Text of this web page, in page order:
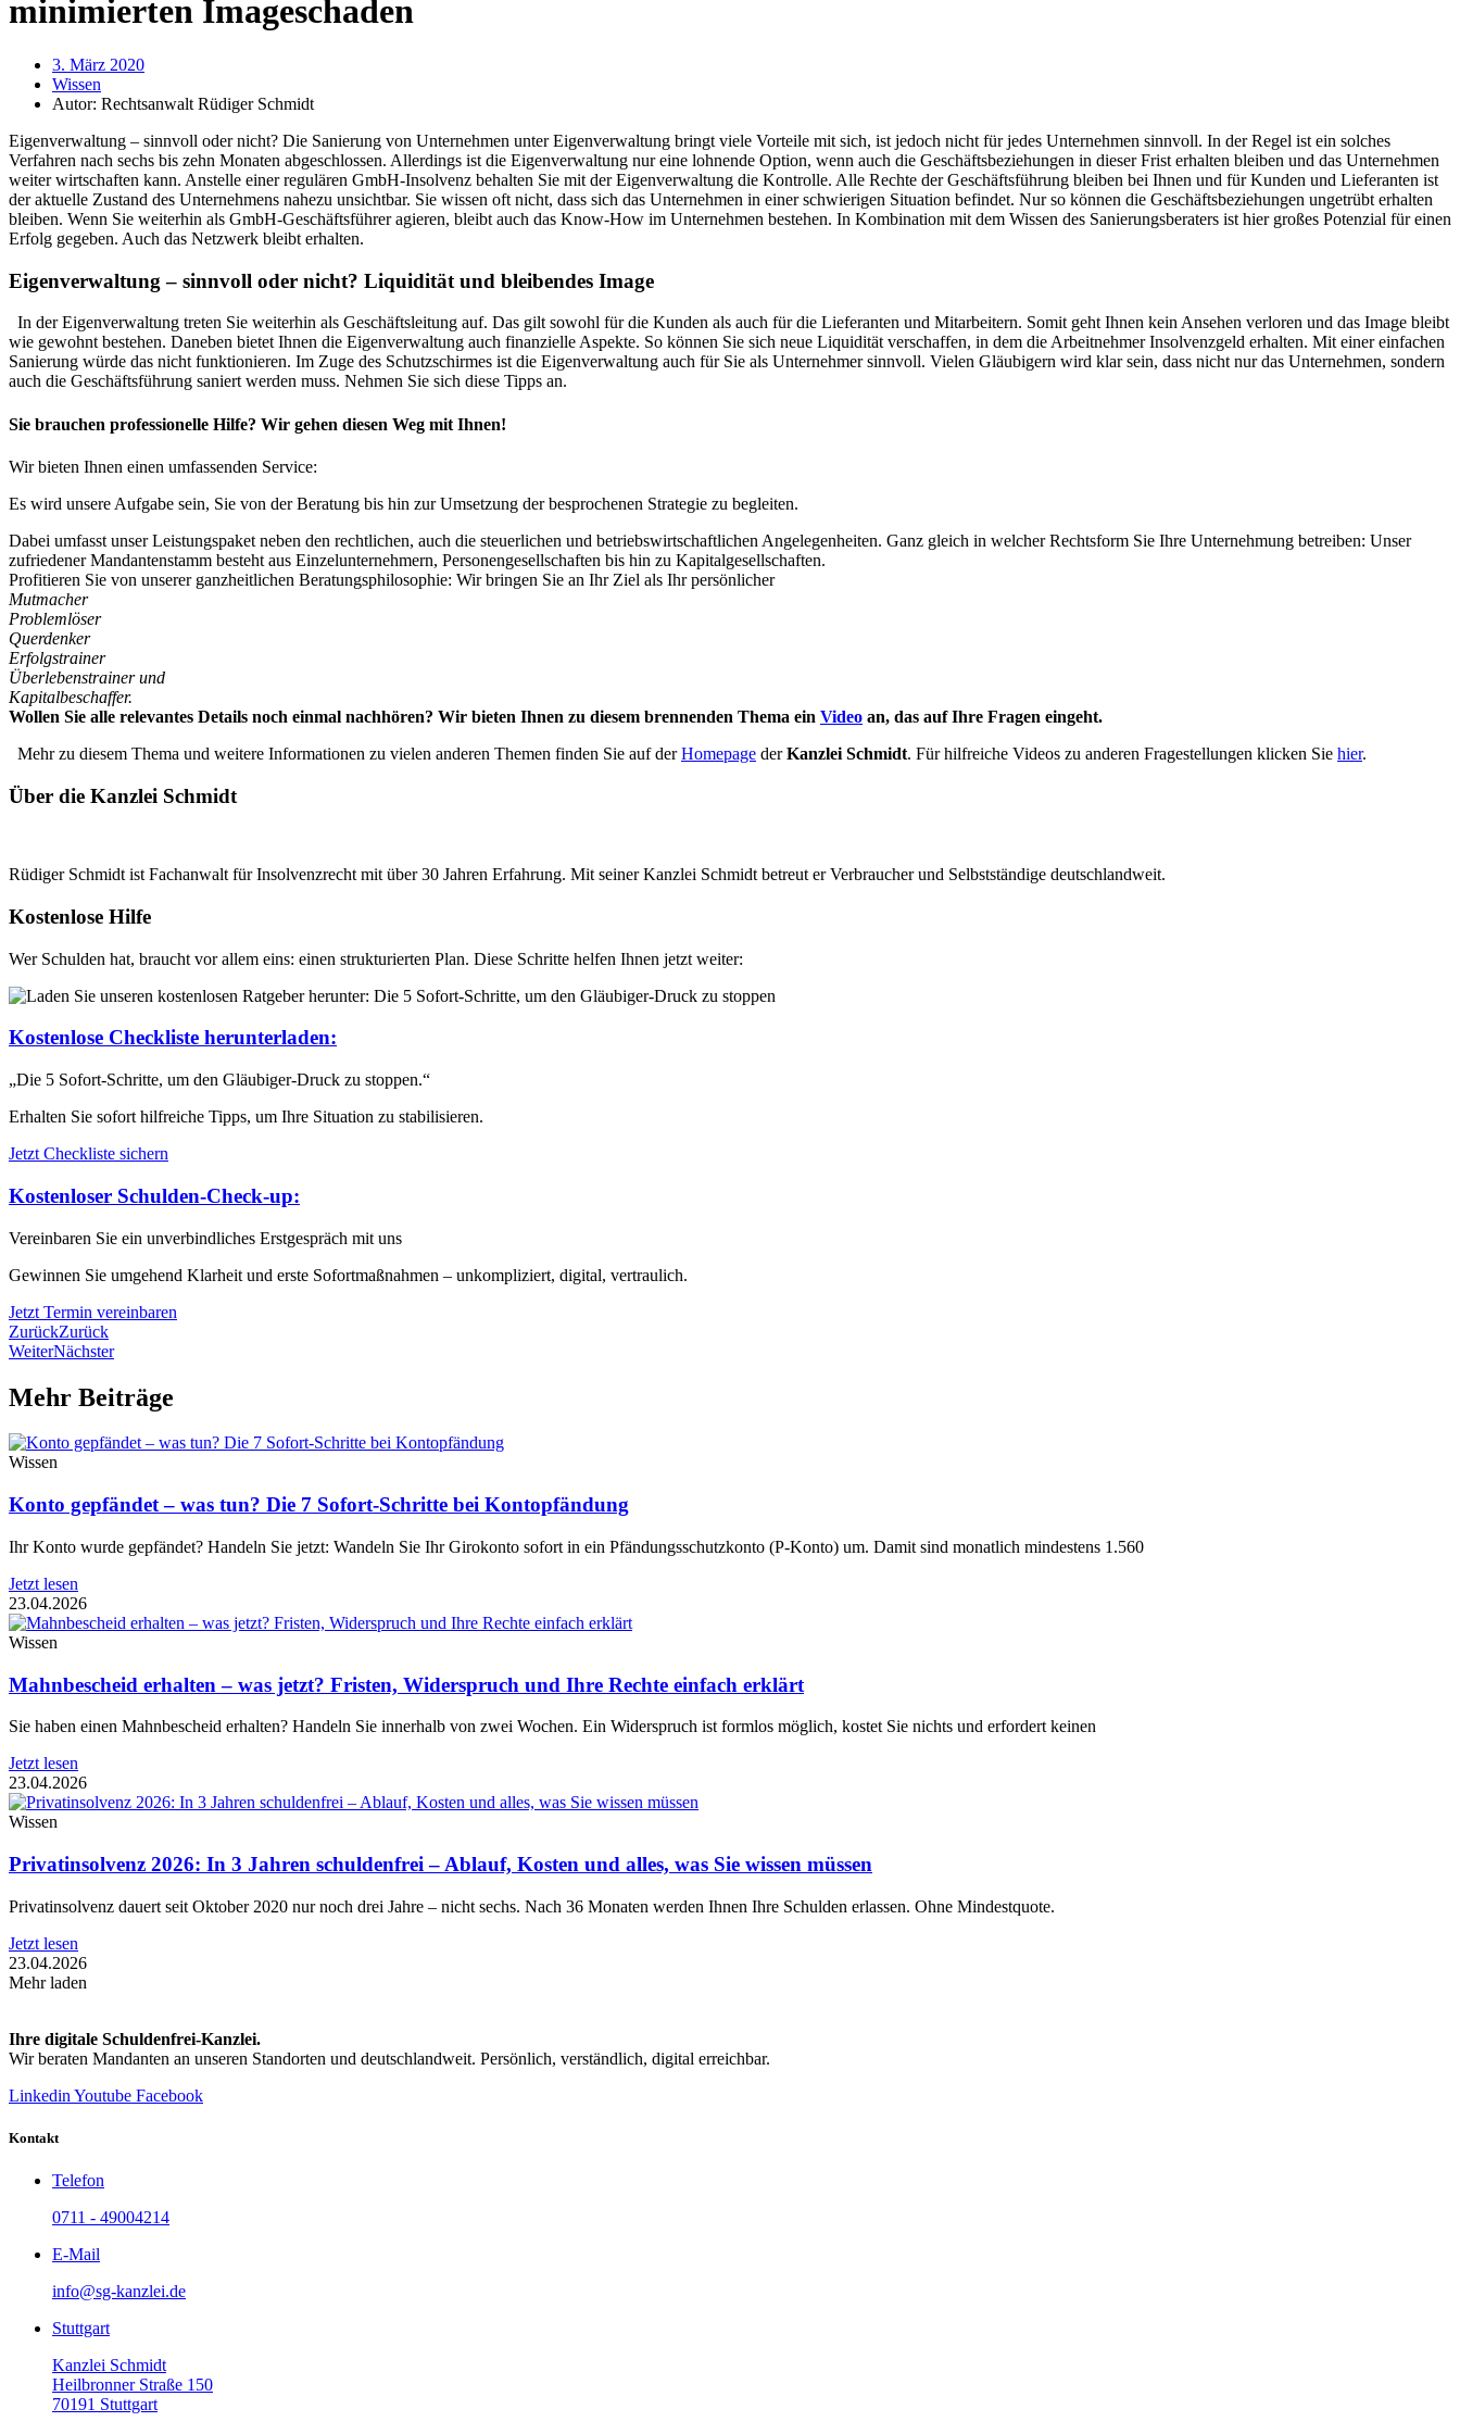
minimierten Imageschaden
3. März 2020
Wissen
Autor: Rechtsanwalt Rüdiger Schmidt
Eigenverwaltung – sinnvoll oder nicht? Die Sanierung von Unternehmen unter Eigenverwaltung bringt viele Vorteile mit sich, ist jedoch nicht für jedes Unternehmen sinnvoll. In der Regel ist ein solches
Verfahren nach sechs bis zehn Monaten abgeschlossen. Allerdings ist die Eigenverwaltung nur eine lohnende Option, wenn auch die Geschäftsbeziehungen in dieser Frist erhalten bleiben und das Unternehmen
weiter wirtschaften kann. Anstelle einer regulären GmbH-Insolvenz behalten Sie mit der Eigenverwaltung die Kontrolle. Alle Rechte der Geschäftsführung bleiben bei Ihnen und für Kunden und Lieferanten ist
der aktuelle Zustand des Unternehmens nahezu unsichtbar. Sie wissen oft nicht, dass sich das Unternehmen in einer schwierigen Situation befindet. Nur so können die Geschäftsbeziehungen ungetrübt erhalten
bleiben. Wenn Sie weiterhin als GmbH-Geschäftsführer agieren, bleibt auch das Know-How im Unternehmen bestehen. In Kombination mit dem Wissen des Sanierungsberaters ist hier großes Potenzial für einen
Erfolg gegeben. Auch das Netzwerk bleibt erhalten.
Eigenverwaltung – sinnvoll oder nicht? Liquidität und bleibendes Image
In der Eigenverwaltung treten Sie weiterhin als Geschäftsleitung auf. Das gilt sowohl für die Kunden als auch für die Lieferanten und Mitarbeitern. Somit geht Ihnen kein Ansehen verloren und das Image bleibt
wie gewohnt bestehen. Daneben bietet Ihnen die Eigenverwaltung auch finanzielle Aspekte. So können Sie sich neue Liquidität verschaffen, in dem die Arbeitnehmer Insolvenzgeld erhalten. Mit einer einfachen
Sanierung würde das nicht funktionieren. Im Zuge des Schutzschirmes ist die Eigenverwaltung auch für Sie als Unternehmer sinnvoll. Vielen Gläubigern wird klar sein, dass nicht nur das Unternehmen, sondern
auch die Geschäftsführung saniert werden muss. Nehmen Sie sich diese Tipps an.
Sie brauchen professionelle Hilfe? Wir gehen diesen Weg mit Ihnen!
Wir bieten Ihnen einen umfassenden Service:
Es wird unsere Aufgabe sein, Sie von der Beratung bis hin zur Umsetzung der besprochenen Strategie zu begleiten.
Dabei umfasst unser Leistungspaket neben den rechtlichen, auch die steuerlichen und betriebswirtschaftlichen Angelegenheiten. Ganz gleich in welcher Rechtsform Sie Ihre Unternehmung betreiben: Unser
zufriedener Mandantenstamm besteht aus Einzelunternehmern, Personengesellschaften bis hin zu Kapitalgesellschaften.
Profitieren Sie von unserer ganzheitlichen Beratungsphilosophie: Wir bringen Sie an Ihr Ziel als Ihr persönlicher
Mutmacher
Problemlöser
Querdenker
Erfolgstrainer
Überlebenstrainer und
Kapitalbeschaffer.
Wollen Sie alle relevantes Details noch einmal nachhören? Wir bieten Ihnen zu diesem brennenden Thema ein Video an, das auf Ihre Fragen eingeht.
Mehr zu diesem Thema und weitere Informationen zu vielen anderen Themen finden Sie auf derHomepage derKanzlei Schmidt. Für hilfreiche Videos zu anderen Fragestellungen klicken Sie hier.
Über die Kanzlei Schmidt
Rüdiger Schmidt ist Fachanwalt für Insolvenzrecht mit über 30 Jahren Erfahrung. Mit seiner Kanzlei Schmidt betreut er Verbraucher und Selbstständige deutschlandweit.
Kostenlose Hilfe
Wer Schulden hat, braucht vor allem eins: einen strukturierten Plan. Diese Schritte helfen Ihnen jetzt weiter:
Kostenlose Checkliste herunterladen:
„Die 5 Sofort-Schritte, um den Gläubiger-Druck zu stoppen.“
Erhalten Sie sofort hilfreiche Tipps, um Ihre Situation zu stabilisieren.
Jetzt Checkliste sichern
Kostenloser Schulden-Check-up:
Vereinbaren Sie ein unverbindliches Erstgespräch mit uns
Gewinnen Sie umgehend Klarheit und erste Sofortmaßnahmen – unkompliziert, digital, vertraulich.
Jetzt Termin vereinbaren
ZurückZurück
WeiterNächster
Mehr Beiträge
Wissen
Konto gepfändet – was tun? Die 7 Sofort-Schritte bei Kontopfändung
Ihr Konto wurde gepfändet? Handeln Sie jetzt: Wandeln Sie Ihr Girokonto sofort in ein Pfändungsschutzkonto (P-Konto) um. Damit sind monatlich mindestens 1.560
Jetzt lesen
23.04.2026
Wissen
Mahnbescheid erhalten – was jetzt? Fristen, Widerspruch und Ihre Rechte einfach erklärt
Sie haben einen Mahnbescheid erhalten? Handeln Sie innerhalb von zwei Wochen. Ein Widerspruch ist formlos möglich, kostet Sie nichts und erfordert keinen
Jetzt lesen
23.04.2026
Wissen
Privatinsolvenz 2026: In 3 Jahren schuldenfrei – Ablauf, Kosten und alles, was Sie wissen müssen
Privatinsolvenz dauert seit Oktober 2020 nur noch drei Jahre – nicht sechs. Nach 36 Monaten werden Ihnen Ihre Schulden erlassen. Ohne Mindestquote.
Jetzt lesen
23.04.2026
Mehr laden
Ihre digitale Schuldenfrei-Kanzlei.
Wir beraten Mandanten an unseren Standorten und deutschlandweit. Persönlich, verständlich, digital erreichbar.
Linkedin Youtube Facebook
Kontakt
Telefon
0711 - 49004214
E-Mail
info@sg-kanzlei.de
Stuttgart
Kanzlei Schmidt
Heilbronner Straße 150
70191 Stuttgart